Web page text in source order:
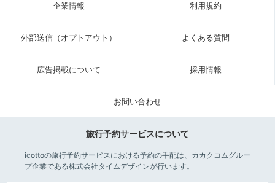
企業情報 利用規約
外部送信（オプトアウト） よくある質問
広告掲載について 採用情報
お問い合わせ
旅行予約サービスについて
icottoの旅行予約サービスにおける予約の手配は、カカクコムグルー
プ企業である株式会社タイムデザインが行います。